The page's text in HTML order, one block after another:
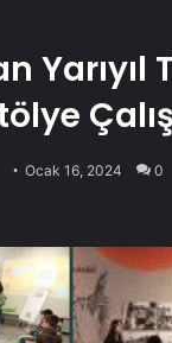
Yarıyıl
Ocak 16, 2024 0